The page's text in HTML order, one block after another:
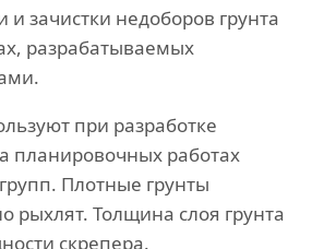
и зачистки недоборов грунта
разрабатываемых
при разработке
планировочных работах
Плотные грунты
рыхлят. Толщина слоя грунта
скрепера.